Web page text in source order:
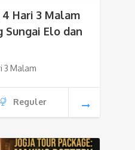
Hari 3 Malam
Sungai Elo dan
3 Malam
Reguler